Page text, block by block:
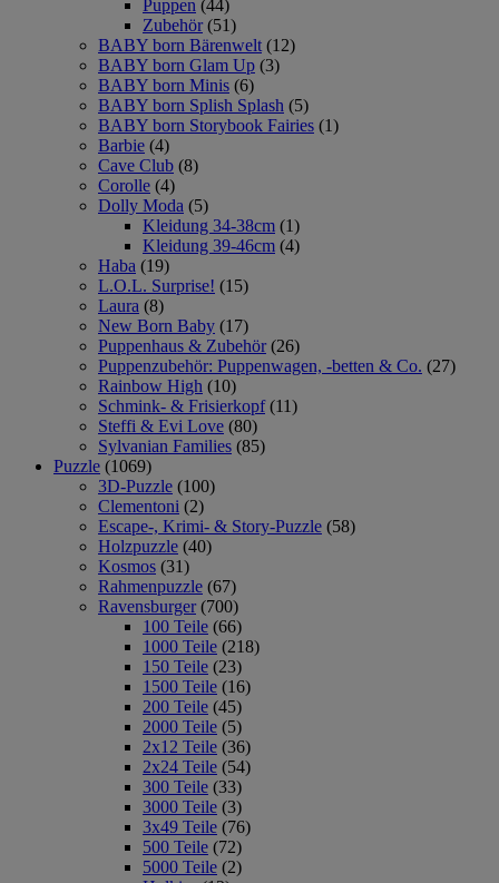
Puppen (44)
Zubehör (51)
BABY born Bärenwelt (12)
BABY born Glam Up (3)
BABY born Minis (6)
BABY born Splish Splash (5)
BABY born Storybook Fairies (1)
Barbie (4)
Cave Club (8)
Corolle (4)
Dolly Moda (5)
Kleidung 34-38cm (1)
Kleidung 39-46cm (4)
Haba (19)
L.O.L. Surprise! (15)
Laura (8)
New Born Baby (17)
Puppenhaus & Zubehör (26)
Puppenzubehör: Puppenwagen, -betten & Co. (27)
Rainbow High (10)
Schmink- & Frisierkopf (11)
Steffi & Evi Love (80)
Sylvanian Families (85)
Puzzle (1069)
3D-Puzzle (100)
Clementoni (2)
Escape-, Krimi- & Story-Puzzle (58)
Holzpuzzle (40)
Kosmos (31)
Rahmenpuzzle (67)
Ravensburger (700)
100 Teile (66)
1000 Teile (218)
150 Teile (23)
1500 Teile (16)
200 Teile (45)
2000 Teile (5)
2x12 Teile (36)
2x24 Teile (54)
300 Teile (33)
3000 Teile (3)
3x49 Teile (76)
500 Teile (72)
5000 Teile (2)